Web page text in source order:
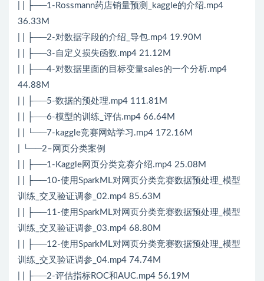
| | ├──1-Rossmann药店销量预测_kaggle的介绍.mp4
36.33M
| | ├──2-对数据字段的介绍_导包.mp4 19.90M
| | ├──3-自定义损失函数.mp4 21.12M
| | ├──4-对数据里面的目标变量sales的一个分析.mp4
44.88M
| | ├──5-数据的预处理.mp4 111.81M
| | ├──6-模型的训练_评估.mp4 66.64M
| | └──7-kaggle竞赛网站学习.mp4 172.16M
| └──2–网页分类案例
| | ├──1-Kaggle网页分类竞赛介绍.mp4 25.08M
| | ├──10-使用SparkML对网页分类竞赛数据预处理_模型
训练_交叉验证调参_02.mp4 85.63M
| | ├──11-使用SparkML对网页分类竞赛数据预处理_模型
训练_交叉验证调参_03.mp4 68.80M
| | ├──12-使用SparkML对网页分类竞赛数据预处理_模型
训练_交叉验证调参_04.mp4 74.74M
| | ├──2-评估指标ROC和AUC.mp4 56.19M